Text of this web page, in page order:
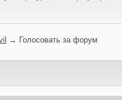
→ Голосовать за форум